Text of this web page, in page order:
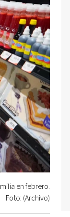
en febrero.
Foto: (Archivo)